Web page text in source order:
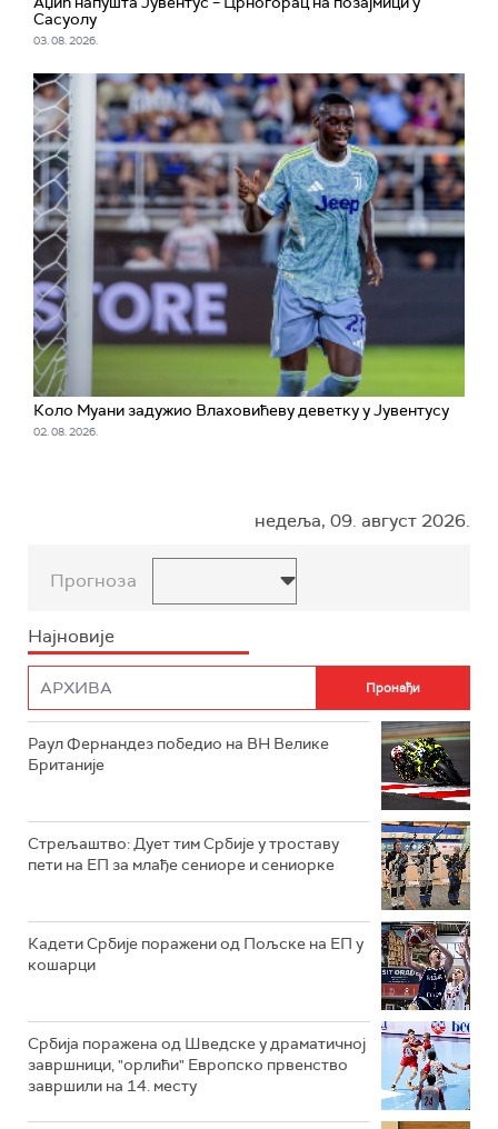
Сасуолу
03. 08. 2026.
Коло Муани задужио Влаховићеву деветку у Јувентусу
02. 08. 2026.
недеља, 09. август 2026.
Прогноза
Најновије
Раул Фернандез победио на ВН Велике
Британије
Стрељаштво: Дует тим Србије у троставу
пети на ЕП за млађе сениоре и сениорке
Кадети Србије поражени од Пољске на ЕП у
кошарци
Србија поражена од Шведске у драматичној
завршници, "орлићи" Европско првенство
завршили на 14. месту